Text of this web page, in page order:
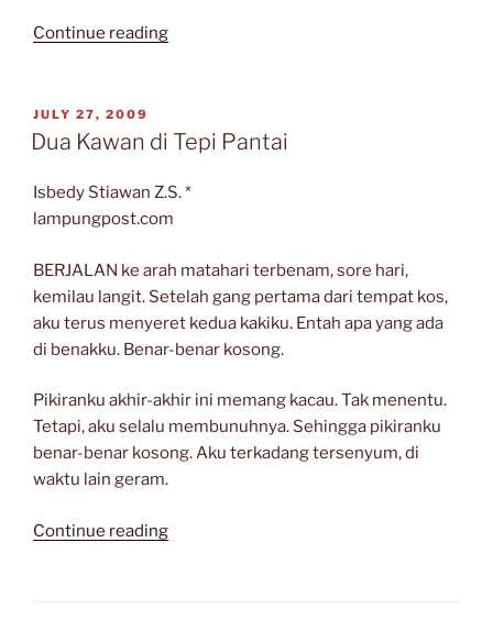
Continue reading“Puisi-
Z.S.”
POSTED
ON
JULY 27, 2009
Dua Kawan di Tepi Pantai
Isbedy Stiawan Z.S. *
lampungpost.com
BERJALAN ke arah matahari terbenam, sore hari,
kemilau langit. Setelah gang pertama dari tempat kos,
aku terus menyeret kedua kakiku. Entah apa yang ada
di benakku. Benar-benar kosong.
Pikiranku akhir-akhir ini memang kacau. Tak menentu.
Tetapi, aku selalu membunuhnya. Sehingga pikiranku
benar-benar kosong. Aku terkadang tersenyum, di
waktu lain geram.
Continue reading“Dua
Tepi